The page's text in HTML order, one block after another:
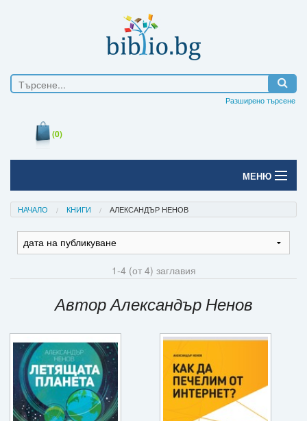
Разширено търсене
(0)
МЕНЮ
Начало
Печатни книги
Е-списания
Подаръци
Ваучери
Промоции
НАЧАЛО КНИГИ АЛЕКСАНДЪР НЕНОВ
1-4 (от 4) заглавия
Автор Александър Ненов